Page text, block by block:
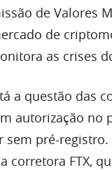
de Valores
de
as crises
a questão das
autorização no
pré-
corretora FTX,